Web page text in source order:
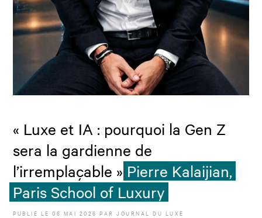
« Luxe et IA : pourquoi la Gen Z
sera la gardienne de
l’irremplaçable » Pierre Kalaijian,
Paris School of Luxury
PUBLIÉ LE06 MAI 2026 PAR JOURNAL DU LUXE